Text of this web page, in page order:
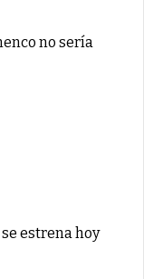
no sería
estrena hoy